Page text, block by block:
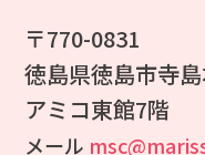
〒770-0831
徳島県徳島市寺
アミコ東館7階
メール